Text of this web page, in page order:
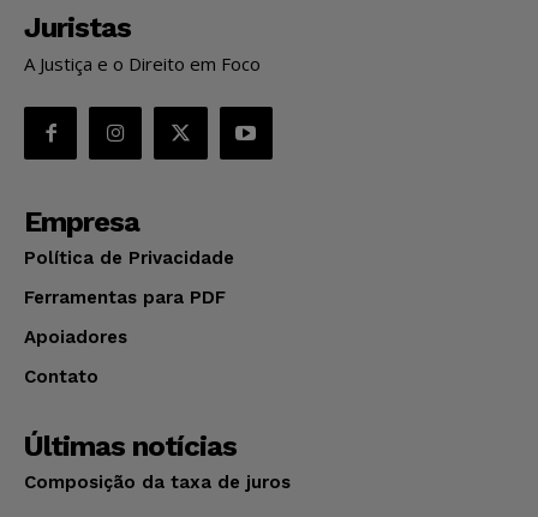
Juristas
A Justiça e o Direito em Foco
Empresa
Política de Privacidade
Ferramentas para PDF
Apoiadores
Contato
Últimas notícias
Composição da taxa de juros